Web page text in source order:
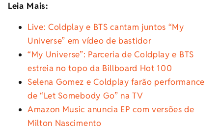
Leia Mais:
Live: Coldplay e BTS cantam juntos “My
Universe” em vídeo de bastidor
“My Universe”: Parceria de Coldplay e BTS
estreia no topo da Billboard Hot 100
Selena Gomez e Coldplay farão performance
de “Let Somebody Go” na TV
Amazon Music anuncia EP com versões de
Milton Nascimento